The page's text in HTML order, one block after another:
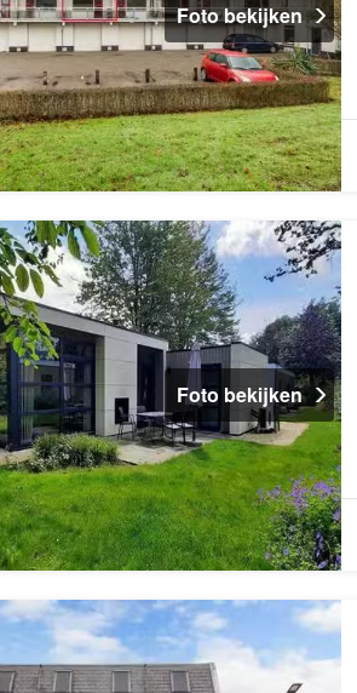
Foto bekijken
Foto bekijken